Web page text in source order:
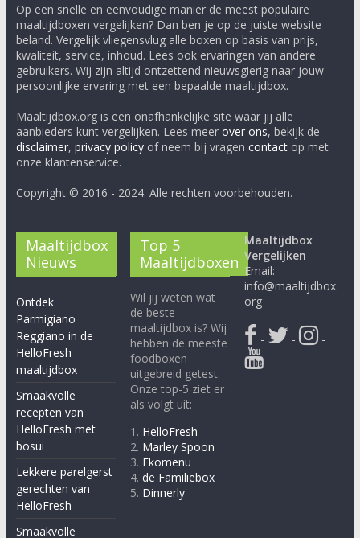
Op een snelle en eenvoudige manier de meest populaire
maaltijdboxen vergelijken? Dan ben je op de juiste website
beland. Vergelijk vliegensvlug alle boxen op basis van prijs,
kwaliteit, service, inhoud. Lees ook ervaringen van andere
gebruikers. Wij zijn altijd ontzettend nieuwsgierig naar jouw
persoonlijke ervaring met een bepaalde maaltijdbox.
Maaltijdbox.org is een onafhankelijke site waar jij alle
aanbieders kunt vergelijken. Lees meer over ons, bekijk de
disclaimer, privacy policyof neem bij vragen contactop met
onze klantenservice.
Copyright © 2016 - 2024. Alle rechten voorbehouden.
Maaltijdbox
Nieuws
Ontdek
Parmigiano
Reggiano in de
HelloFresh
maaltijdbox
Smaakvolle
recepten van
HelloFresh met
bosui
Lekkere parelgerst
gerechten van
HelloFresh
Smaakvolle
Top 5
Maaltijdboxen
Wil jij weten wat
de beste
maaltijdbox is? Wij
hebben de meeste
foodboxen
uitgebreid getest.
Onze top-5 ziet er
als volgt uit:
1. HelloFresh
2. Marley Spoon
3. Ekomenu
4.de Familiebox
5. Dinnerly
Maaltijdbox
Vergelijken
Email:
info@maaltijdbox.
org
- - -